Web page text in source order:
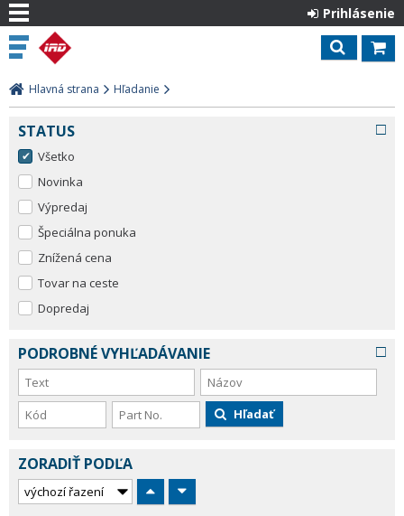
Prihlásenie
Hlavná strana Hľadanie
STATUS
Všetko
Novinka
Výpredaj
Špeciálna ponuka
Znížená cena
Tovar na ceste
Dopredaj
PODROBNÉ VYHĽADÁVANIE
Hľadať
ZORADIŤ PODĽA